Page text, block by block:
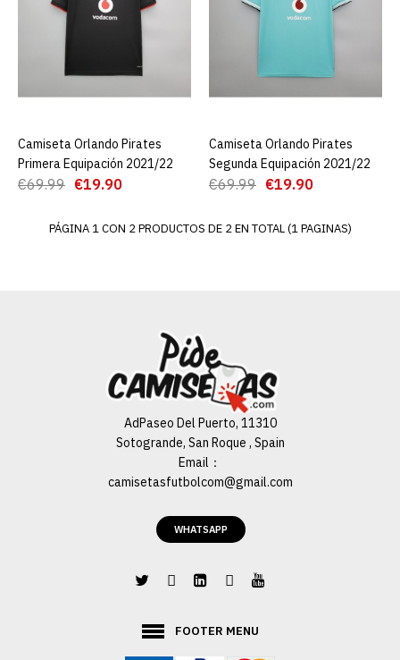
€19.90
ADD TO COMPARE
Camiseta Orlando Pirates
Segunda Equipación
ADD TO COMPARE
ADD TO WISHLIST
AGREGAR AL CARRO
Camiseta Orlando Pirates
Primera Equipación 2021/22
€69.99 €19.90
AGREGAR AL CARRO
Camiseta Orlando Pirates
Segunda Equipación 2021/22
€69.99 €19.90
PÁGINA 1 CON 2 PRODUCTOS DE 2 EN TOTAL (1 PAGINAS)
AdPaseo Del Puerto, 11310
Sotogrande, San Roque , Spain
Email：
camisetasfutbolcom@gmail.com
WHATSAPP
FOOTER MENU